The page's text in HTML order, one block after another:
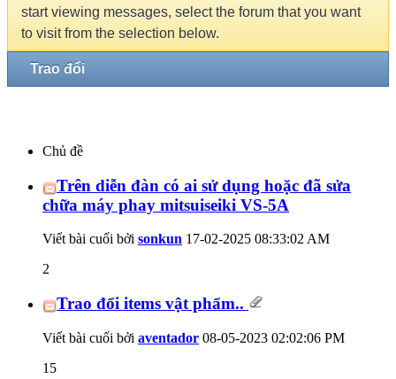
start viewing messages, select the forum that you want
to visit from the selection below.
Trao đổi
Chủ đề
Trên diễn đàn có ai sử dụng hoặc đã sửa
chữa máy phay mitsuiseiki VS-5A
Viết bài cuối bởi sonkun 17-02-2025 08:33:02 AM
2
Trao đổi items vật phẩm..
Viết bài cuối bởi aventador 08-05-2023 02:02:06 PM
15